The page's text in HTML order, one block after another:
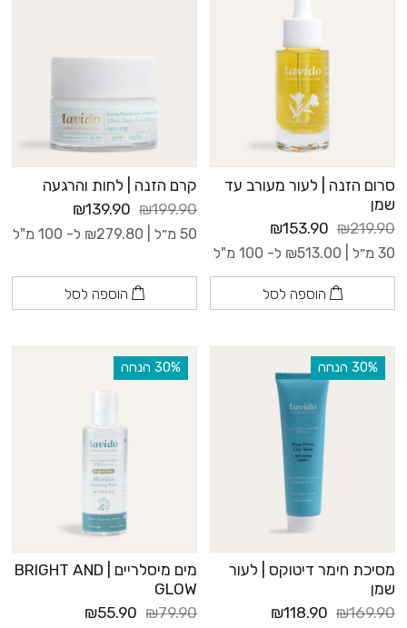
סרום הזנה | לעור מעורב עד
שמן
₪219.90
₪153.90
30 מ״ל | ₪513.00 ל- 100 מ"ל
הוספה לסל
קרם הזנה | לחות והרגעה
₪199.90
₪139.90
50 מ״ל | ₪279.80 ל- 100 מ"ל
הוספה לסל
‫30% הנחה
מסיכת חימר דיטוקס | לעור
שמן
₪169.90
₪118.90
‫30% הנחה
מים מיסלריים | BRIGHT AND
GLOW
₪79.90
₪55.90